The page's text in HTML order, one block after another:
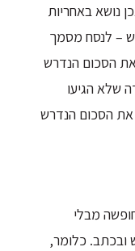
נושא באחריות
– לנסח מסמך
הסכום הנדרש
שלא הגיעו
הסכום הנדרש
מבלי
כלומר,